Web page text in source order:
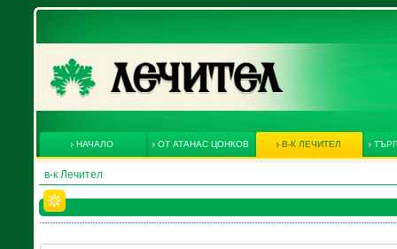
НАЧАЛО ОТ АТАНАС ЦОНКОВ В-К ЛЕЧИТЕЛ
в-к Лечител